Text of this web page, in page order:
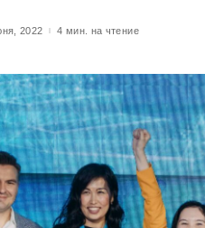
2022 4 мин. на чтение